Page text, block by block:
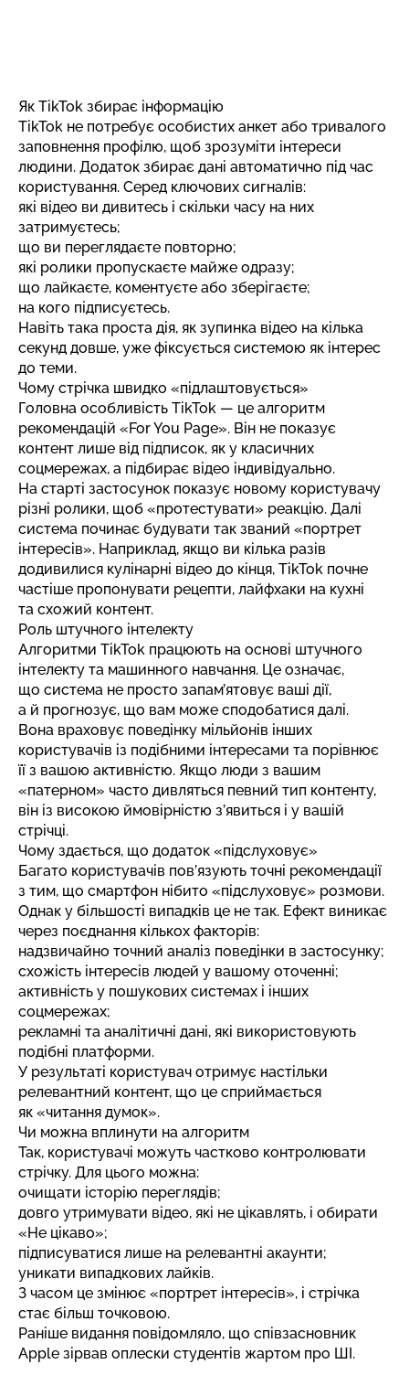
Як TikTok збирає інформацію
TikTok не потребує особистих анкет або тривалого
заповнення профілю, щоб зрозуміти інтереси
людини. Додаток збирає дані автоматично під час
користування. Серед ключових сигналів:
які відео ви дивитесь і скільки часу на них
затримуєтесь;
що ви переглядаєте повторно;
які ролики пропускаєте майже одразу;
що лайкаєте, коментуєте або зберігаєте;
на кого підписуєтесь.
Навіть така проста дія, як зупинка відео на кілька
секунд довше, уже фіксується системою як інтерес
до теми.
Чому стрічка швидко «підлаштовується»
Головна особливість TikTok — це алгоритм
рекомендацій «For You Page». Він не показує
контент лише від підписок, як у класичних
соцмережах, а підбирає відео індивідуально.
На старті застосунок показує новому користувачу
різні ролики, щоб «протестувати» реакцію. Далі
система починає будувати так званий «портрет
інтересів». Наприклад, якщо ви кілька разів
додивилися кулінарні відео до кінця, TikTok почне
частіше пропонувати рецепти, лайфхаки на кухні
та схожий контент.
Роль штучного інтелекту
Алгоритми TikTok працюють на основі штучного
інтелекту та машинного навчання. Це означає,
що система не просто запам’ятовує ваші дії,
а й прогнозує, що вам може сподобатися далі.
Вона враховує поведінку мільйонів інших
користувачів із подібними інтересами та порівнює
її з вашою активністю. Якщо люди з вашим
«патерном» часто дивляться певний тип контенту,
він із високою ймовірністю з’явиться і у вашій
стрічці.
Чому здається, що додаток «підслуховує»
Багато користувачів пов’язують точні рекомендації
з тим, що смартфон нібито «підслуховує» розмови.
Однак у більшості випадків це не так. Ефект виникає
через поєднання кількох факторів:
надзвичайно точний аналіз поведінки в застосунку;
схожість інтересів людей у вашому оточенні;
активність у пошукових системах і інших
соцмережах;
рекламні та аналітичні дані, які використовують
подібні платформи.
У результаті користувач отримує настільки
релевантний контент, що це сприймається
як «читання думок».
Чи можна вплинути на алгоритм
Так, користувачі можуть частково контролювати
стрічку. Для цього можна:
очищати історію переглядів;
довго утримувати відео, які не цікавлять, і обирати
«Не цікаво»;
підписуватися лише на релевантні акаунти;
уникати випадкових лайків.
З часом це змінює «портрет інтересів», і стрічка
стає більш точковою.
Раніше видання повідомляло, що співзасновник
Apple зірвав оплески студентів жартом про ШІ.